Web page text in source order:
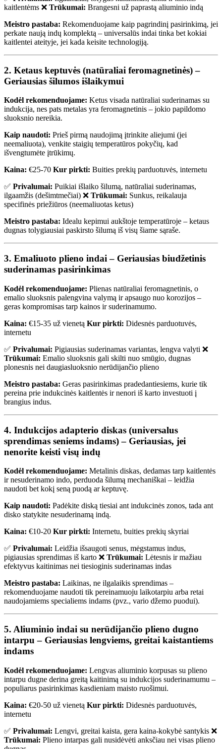
kaitlentėms ❌ Trūkumai: Brangesni už paprastą aliuminio indą
Meistro pastaba: Rekomenduojame kaip pagrindinį pasirinkimą, jei
perkate naują indų komplektą – universalūs indai tinka bet kokiai
kaitlentei ateityje, jei kada keisite technologiją.
2. Ketaus keptuvės (natūraliai feromagnetinės) –
Geriausias šilumos išlaikymui
Kodėl rekomenduojame: Ketus visada natūraliai suderinamas su
indukcija, nes pats metalas yra feromagnetinis – jokio papildomo
sluoksnio nereikia.
Kaip naudoti: Prieš pirmą naudojimą įtrinkite aliejumi (jei
neemaliuota), venkite staigių temperatūros pokyčių, kad
išvengtumėte įtrūkimų.
Kaina: €25-70 Kur pirkti: Buities prekių parduotuvės, internetu
✅ Privalumai: Puikiai išlaiko šilumą, natūraliai suderinamas,
ilgaamžis (dešimtmečiai) ❌ Trūkumai: Sunkus, reikalauja
specifinės priežiūros (neemaliuotas ketus)
Meistro pastaba: Idealu kepimui aukštoje temperatūroje – ketaus
dugnas tolygiausiai paskirsto šilumą iš visų šiame sąraše.
3. Emaliuoto plieno indai – Geriausias biudžetinis
suderinamas pasirinkimas
Kodėl rekomenduojame: Plienas natūraliai feromagnetinis, o
emalio sluoksnis palengvina valymą ir apsaugo nuo korozijos –
geras kompromisas tarp kainos ir suderinamumo.
Kaina: €15-35 už vienetą Kur pirkti: Didesnės parduotuvės,
internetu
✅ Privalumai: Pigiausias suderinamas variantas, lengva valyti ❌
Trūkumai: Emalio sluoksnis gali skilti nuo smūgio, dugnas
plonesnis nei daugiasluoksnio nerūdijančio plieno
Meistro pastaba: Geras pasirinkimas pradedantiesiems, kurie tik
pereina prie indukcinės kaitlentės ir nenori iš karto investuoti į
brangius indus.
4. Indukcijos adapterio diskas (universalus
sprendimas seniems indams) – Geriausias, jei
nenorite keisti visų indų
Kodėl rekomenduojame: Metalinis diskas, dedamas tarp kaitlentės
ir nesuderinamo indo, perduoda šilumą mechaniškai – leidžia
naudoti bet kokį seną puodą ar keptuvę.
Kaip naudoti: Padėkite diską tiesiai ant indukcinės zonos, tada ant
disko statykite nesuderinamą indą.
Kaina: €10-20 Kur pirkti: Internetu, buities prekių skyriai
✅ Privalumai: Leidžia išsaugoti senus, mėgstamus indus,
pigiausias sprendimas iš karto ❌ Trūkumai: Lėtesnis ir mažiau
efektyvus kaitinimas nei tiesioginis suderinamas indas
Meistro pastaba: Laikinas, ne ilgalaikis sprendimas –
rekomenduojame naudoti tik pereinamuoju laikotarpiu arba retai
naudojamiems specialiems indams (pvz., vario džemo puodui).
5. Aliuminio indai su nerūdijančio plieno dugno
intarpu – Geriausias lengviems, greitai kaistantiems
indams
Kodėl rekomenduojame: Lengvas aliuminio korpusas su plieno
intarpu dugne derina greitą kaitinimą su indukcijos suderinamumu –
populiarus pasirinkimas kasdieniam maisto ruošimui.
Kaina: €20-50 už vienetą Kur pirkti: Didesnės parduotuvės,
internetu
✅ Privalumai: Lengvi, greitai kaista, gera kaina-kokybė santykis ❌
Trūkumai: Plieno intarpas gali nusidėvėti anksčiau nei visas plieno